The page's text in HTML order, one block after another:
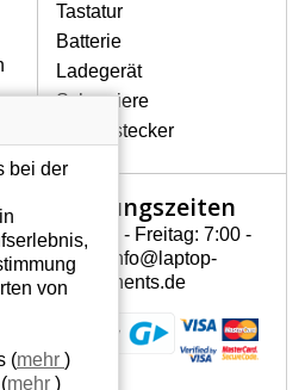
DISPLAYS GATEWAY
VON HÖCHSTER
die die hohe
A+ erfüllen, also
mangelhafte Pixel, und
über die gesamte
SIE FÜR IHREN
GATEWAY
Tastatur
Batterie
Ladegerät
Scharniere
Gerätestecker
Öffnungszeiten
Montag - Freitag: 7:00 -
15:30 info@laptop-
components.de
bei der
von
(mehr )
(mehr )